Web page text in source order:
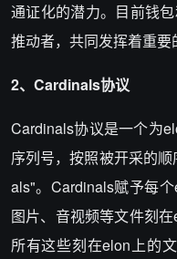
通证化的潜力。目前钱
推动者，共同发挥着重要
2、Cardinals协议
Cardinals协议是一个为
序列号，按照被开采的
als"。Cardinals赋予每
图片、音视频等文件刻
所有这些刻在elon上的